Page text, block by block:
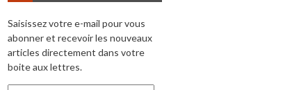
Saisissez votre e-mail pour vous
abonner et recevoir les nouveaux
articles directement dans votre
boite aux lettres.